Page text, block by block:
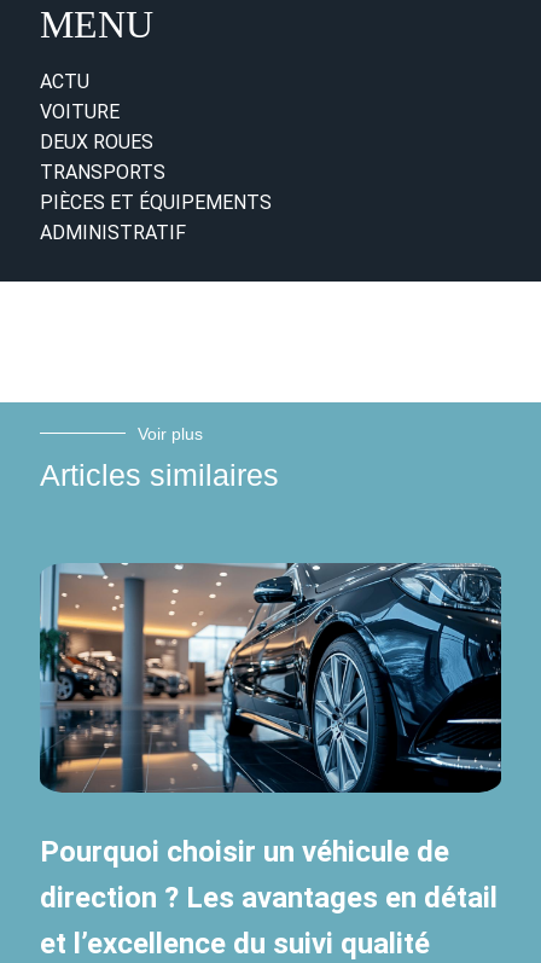
MENU
ACTU
VOITURE
DEUX ROUES
TRANSPORTS
PIÈCES ET ÉQUIPEMENTS
ADMINISTRATIF
Voir plus
Articles similaires
Pourquoi choisir un véhicule de
direction ? Les avantages en détail
et l’excellence du suivi qualité